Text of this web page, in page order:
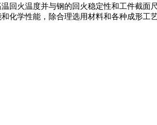
火温度并与钢的回火稳定性和工件截面尺寸有
性能，除合理选用材料和各种成形工艺外